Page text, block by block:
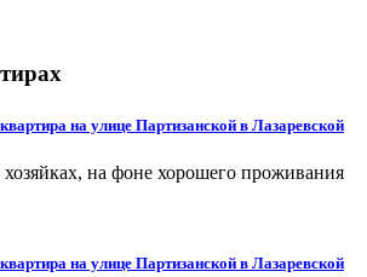
на улице Партизанской в Лазаревской
на фоне хорошего проживания
на улице Партизанской в Лазаревской